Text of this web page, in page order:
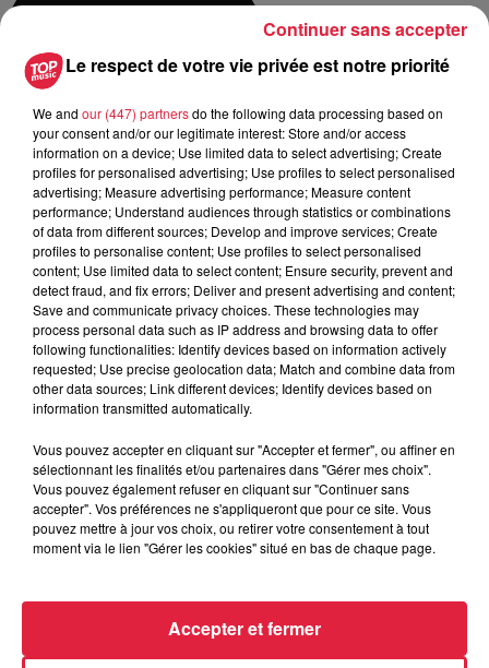
Date
au4 juillet 2021 à 0h00
Lieu
LA GRANGE PASSION - DAMBACH
LA VILLE (67)
Organisateur
LEFEVRE CATHERINE
0630578911
lefevreca@free.fr
Tarif Gratuit
l'Espagne et l'Argentine avec Monique Haug à la guitare
Le respect de votre vie privée est notre priorité
We and our (447) partnersdo the following data processing based on
your consent and/or our legitimate interest: Store and/or access
information on a device; Use limited data to select advertising; Create
profiles for personalised advertising; Use profiles to select personalised
advertising; Measure advertising performance; Measure content
performance; Understand audiences through statistics or combinations
of data from different sources; Develop and improve services; Create
profiles to personalise content; Use profiles to select personalised
content; Use limited data to select content; Ensure security, prevent and
detect fraud, and fix errors; Deliver and present advertising and content;
Save and communicate privacy choices. These technologies may
process personal data such as IP address and browsing data to offer
following functionalities: Identify devices based on information actively
requested; Use precise geolocation data; Match and combine data from
other data sources; Link different devices; Identify devices based on
information transmitted automatically.
Vous pouvez accepter en cliquant sur "Accepter et fermer", ou affiner en
sélectionnant les finalités et/ou partenaires dans "Gérer mes choix".
Vous pouvez également refuser en cliquant sur "Continuer sans
accepter". Vos préférences ne s'appliqueront que pour ce site. Vous
pouvez mettre à jour vos choix, ou retirer votre consentement à tout
moment via le lien "Gérer les cookies" situé en bas de chaque page.
Accepter et fermer
Continuer sans accepter